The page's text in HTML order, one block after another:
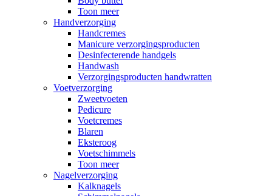
Toon meer
Handverzorging
Handcremes
Manicure verzorgingsproducten
Desinfecterende handgels
Handwash
Verzorgingsproducten handwratten
Voetverzorging
Zweetvoeten
Pedicure
Voetcremes
Blaren
Eksteroog
Voetschimmels
Toon meer
Nagelverzorging
Kalknagels